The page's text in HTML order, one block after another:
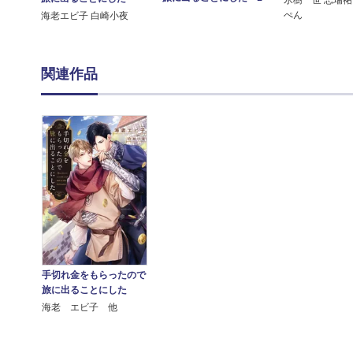
海老エビ子 白崎小夜
ぺん
関連作品
手切れ金をもらったので
旅に出ることにした
海老 エビ子 他